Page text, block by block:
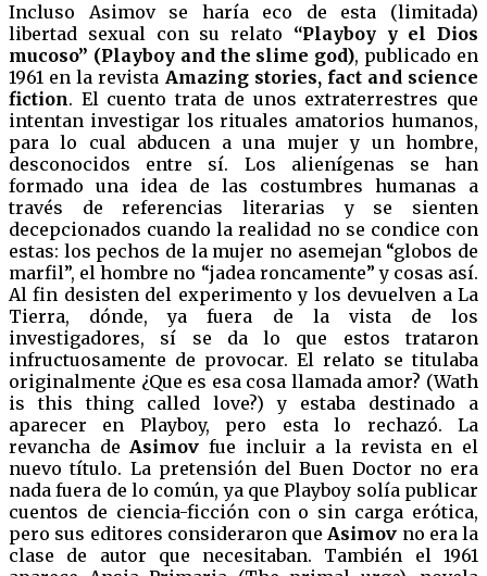
Incluso Asimov se haría eco de esta (limitada)
libertad sexual con su relato “Playboy y el Dios
mucoso” (Playboy and the slime god), publicado en
1961 en la revista Amazing stories, fact and science
fiction. El cuento trata de unos extraterrestres que
intentan investigar los rituales amatorios humanos,
para lo cual abducen a una mujer y un hombre,
desconocidos entre sí. Los alienígenas se han
formado una idea de las costumbres humanas a
través de referencias literarias y se sienten
decepcionados cuando la realidad no se condice con
estas: los pechos de la mujer no asemejan “globos de
marfil”, el hombre no “jadea roncamente” y cosas así.
Al fin desisten del experimento y los devuelven a La
Tierra, dónde, ya fuera de la vista de los
investigadores, sí se da lo que estos trataron
infructuosamente de provocar. El relato se titulaba
originalmente ¿Que es esa cosa llamada amor? (Wath
is this thing called love?) y estaba destinado a
aparecer en Playboy, pero esta lo rechazó. La
revancha deAsimov fue incluir a la revista en el
nuevo título. La pretensión del Buen Doctor no era
nada fuera de lo común, ya que Playboy solía publicar
cuentos de ciencia-ficción con o sin carga erótica,
pero sus editores consideraron queAsimov no era la
clase de autor que necesitaban. También el 1961